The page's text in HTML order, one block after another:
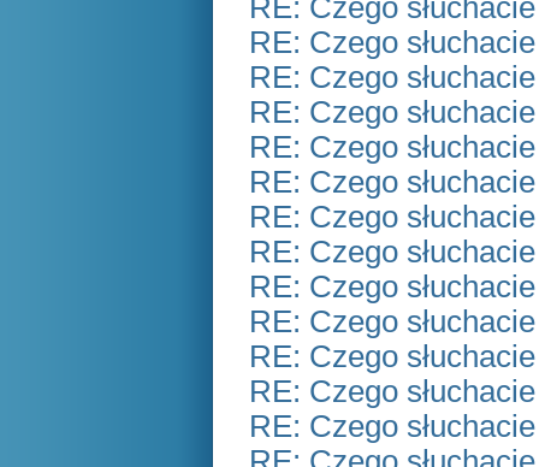
RE: Czego
RE: Czego
RE: Czego
RE: Czego
RE: Czego
RE: Czego
RE: Czego
RE: Czego
RE: Czego
RE: Czego
RE: Czego
RE: Czego
RE: Czego